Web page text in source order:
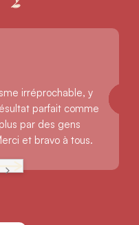
irréprochable, y
parfait comme
par des gens
et bravo à tous.